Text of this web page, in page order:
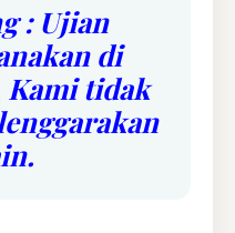
: Ujian
di
Kami tidak